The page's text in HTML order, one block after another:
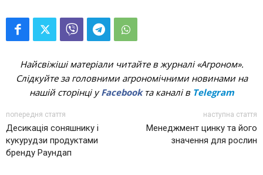
Найсвіжіші матеріали читайте в журналі «Агроном».
Слідкуйте за головними агрономічними новинами на
нашій сторінці уFacebookта каналі в Telegram
попередня стаття
Десикація соняшнику і
кукурудзи продуктами
бренду Раундап
наступна стаття
Менеджмент цинку та його
значення для рослин